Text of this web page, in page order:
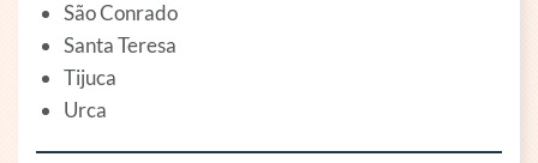
São Conrado
Santa Teresa
Tijuca
Urca